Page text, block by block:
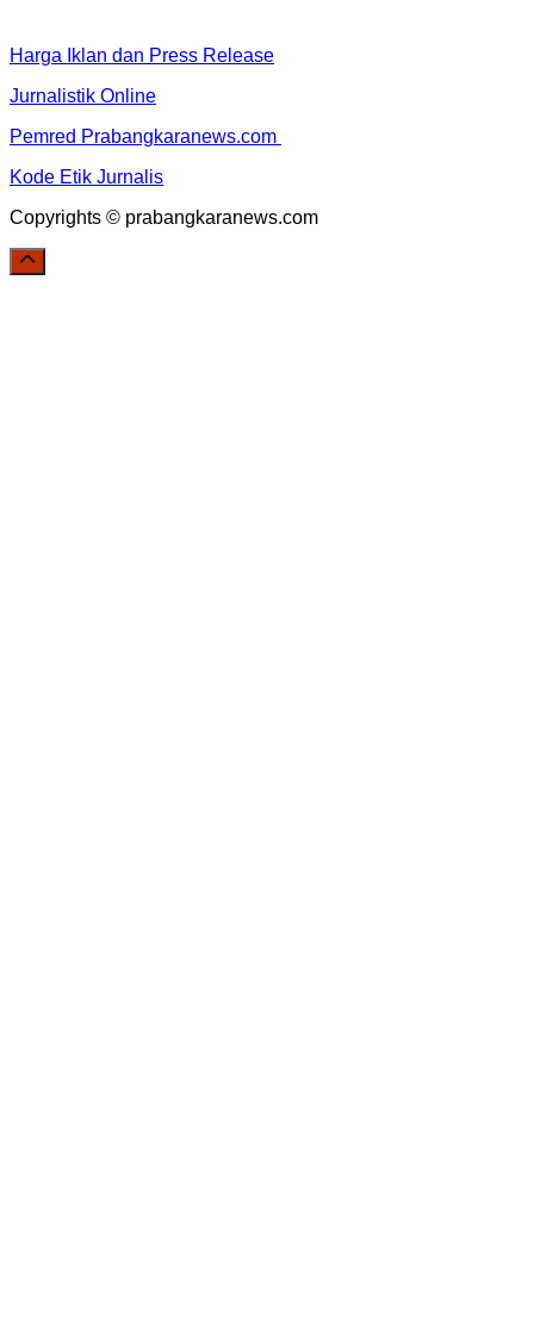
Harga Iklan dan Press Release
Jurnalistik Online
Pemred Prabangkaranews.com
Kode Etik Jurnalis
Copyrights © prabangkaranews.com